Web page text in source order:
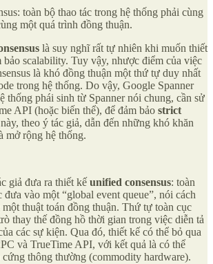
toàn bộ thao tác trong hệ thống phải cùng
một quá trình đồng thuận.
là suy nghĩ rất tự nhiên khi muốn thiết
bảo scalability. Tuy vậy, nhược điểm của việc
là khó đồng thuận một thứ tự duy nhất
trong hệ thống. Do vậy, Google Spanner
thống phái sinh từ Spanner nói chung, cần sử
API (hoặc biến thể), để đảm bảo strict
theo ý tác giả, dẫn đến những khó khăn
mở rộng hệ thống.
giả đưa ra thiết kế unified consensus: toàn
đưa vào một “global event queue”, nói cách
thuật toán đồng thuận. Thứ tự toàn cục
thay thế đồng hồ thời gian trong việc diễn tả
các sự kiện. Qua đó, thiết kế có thể bỏ qua
và TrueTime API, với kết quả là có thể
cứng thông thường (commodity hardware).